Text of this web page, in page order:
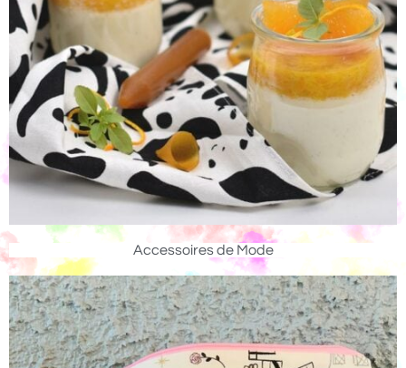
Accessoires de Mode